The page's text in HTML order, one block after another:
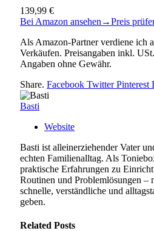
139,99 €
Bei Amazon ansehen →Preis
Als Amazon-Partner verdiene ich
Verkäufen. Preisangaben inkl.
Angaben ohne Gewähr.
Share. Facebook Twitter Pinterest
Basti
Website
Basti ist alleinerziehender Vater
echten Familienalltag. Als
praktische Erfahrungen zu
Routinen und Problemlösungen –
schnelle, verständliche und
geben.
Related Posts